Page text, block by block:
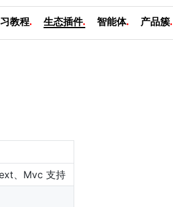
教程. 生态插件. 智能体. 产品簇.
、Mvc 支持